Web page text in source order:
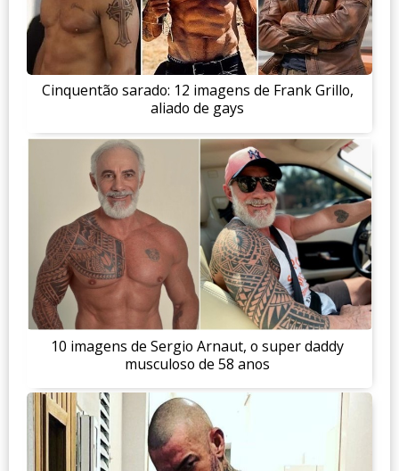
Cinquentão sarado: 12 imagens de Frank Grillo,
aliado de gays
10 imagens de Sergio Arnaut, o super daddy
musculoso de 58 anos